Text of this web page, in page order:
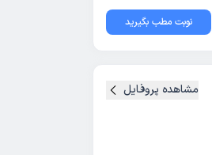
نوبت مطب بگیرید
مشاهده پروفایل